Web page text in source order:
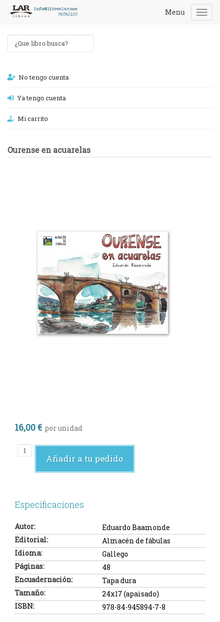
Menu
No tengo cuenta
Ya tengo cuenta
Mi carrito
Ourense en acuarelas
16,00 € por unidad
Añadir a tu pedido
Especificaciones
Autor:
Eduardo Baamonde
Editorial:
Almacén de fábulas
Idioma:
Gallego
Páginas:
48
Encuadernación:
Tapa dura
Tamaño:
24x17 (apaisado)
ISBN:
978-84-945894-7-8